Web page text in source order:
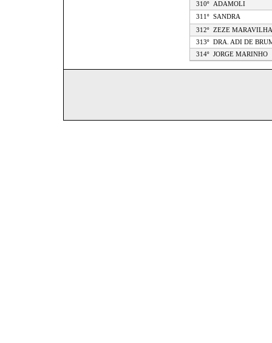
310º
ADAMOLI
311º
SANDRA
312º
ZEZE MARAVILHA
313º
DRA. ADI DE
314º
JORGE MARINHO